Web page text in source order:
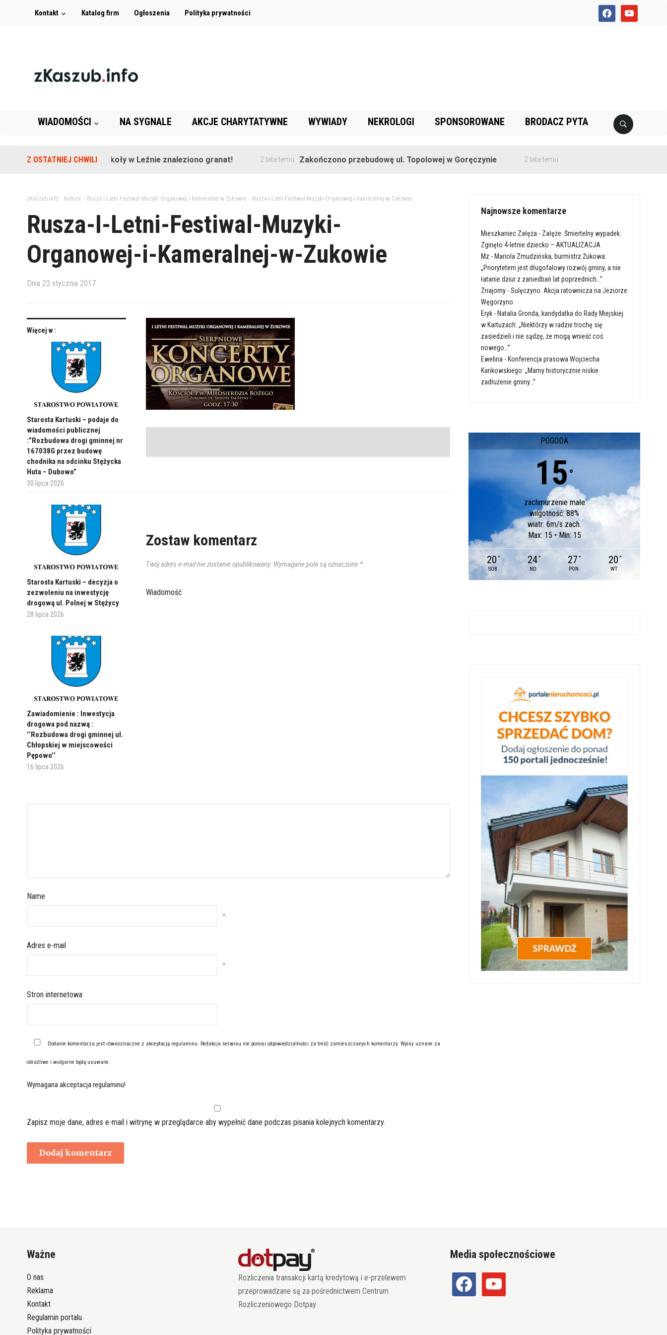
facebookyoutube
Kontakt Katalog firm Ogłoszenia Polityka prywatności
WIADOMOŚCI NA SYGNALE AKCJE CHARYTATYWNE WYWIADY NEKROLOGI SPONSOROWANE BRODACZ PYTA
Z OSTATNIEJ CHWILI
Na terenie szkoły w Leźnie znaleziono granat! 2 lata temu Zakończono przebudowę ul. Topolowej w Goręczynie 2 lata temu
zKaszub.info> Kultura Rusza I Letni Festiwal Muzyki Organowej i Kameralnej w Żukowie> Rusza-I-Letni-Festiwal-Muzyki-Organowej-i-Kameralnej-w-Zukowie
Rusza-I-Letni-Festiwal-Muzyki-
Organowej-i-Kameralnej-w-Zukowie
Dnia 23 stycznia 2017
Więcej w :
Starosta Kartuski – podaje do
wiadomości publicznej
:”Rozbudowa drogi gminnej nr
167038G przez budowę
chodnika na odcinku Stężycka
Huta – Dubowo”
30 lipca 2026
Starosta Kartuski – decyzja o
zezwoleniu na inwestycję
drogową ul. Polnej w Stężycy
28 lipca 2026
Zawiadomienie : Inwestycja
drogowa pod nazwą :
’’Rozbudowa drogi gminnej ul.
Chłopskiej w miejscowości
Pępowo’’
16 lipca 2026
Zostaw komentarz
Twój adres e-mail nie zostanie opublikowany. Wymagane pola są oznaczone *
Wiadomość
Name
*
Adres e-mail
*
Stron internetowa
Dodanie komentarza jest równoznaczne z akceptacją regulaminu. Redakcja serwisu nie ponosi odpowiedzialności za treść zamieszczanych komentarzy. Wpisy uznane za
obraźliwe i wulgarne będą usuwane.
Wymagana akceptacja regulaminu!
Zapisz moje dane, adres e-mail i witrynę w przeglądarce aby wypełnić dane podczas pisania kolejnych komentarzy.
Najnowsze komentarze
Mieszkaniec Załęża - Załęże. Śmiertelny wypadek.
Zginęło 4-letnie dziecko – AKTUALIZACJA
Mz - Mariola Zmudzińska, burmistrz Żukowa:
„Priorytetem jest długofalowy rozwój gminy, a nie
łatanie dziur z zaniedbań lat poprzednich…”
Znajomy -Sulęczyno. Akcja ratownicza na Jeziorze
Węgorzyno
Eryk - Natalia Gronda, kandydatka do Rady Miejskiej
w Kartuzach: „Niektórzy w radzie trochę się
zasiedzieli i nie sądzę, że mogą wnieść coś
nowego…”
Ewelina - Konferencja prasowa Wojciecha
Kankowskiego: „Mamy historycznie niskie
zadłużenie gminy…”
POGODA
15 °
zachmurzenie małe
wilgotność: 88%
wiatr: 6m/s zach.
Max: 15 • Min: 15
20 °
SOB
24 °
ND
27 °
PON
20 °
WT
Ważne
O nas
Reklama
Kontakt
Regulamin portalu
Polityka prywatności
Rozliczenia transakcji kartą kredytową i e-przelewem
przeprowadzane są za pośrednictwem Centrum
Rozliczeniowego Dotpay
Media społecznościowe
facebook youtube